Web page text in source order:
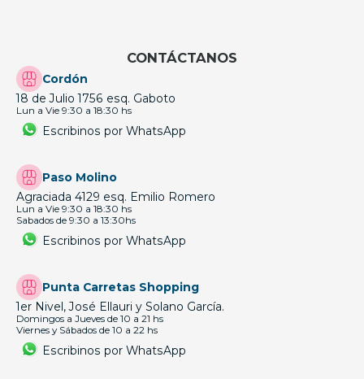
CONTÁCTANOS
Cordón
18 de Julio 1756 esq. Gaboto
Lun a Vie 9:30 a 18:30 hs
Escribinos por WhatsApp
Paso Molino
Agraciada 4129 esq. Emilio Romero
Lun a Vie 9:30 a 18:30 hs
Sabados de 9:30 a 13:30hs
Escribinos por WhatsApp
Punta Carretas Shopping
1er Nivel, José Ellauri y Solano García.
Domingos a Jueves de 10 a 21 hs
Viernes y Sábados de 10 a 22 hs
Escribinos por WhatsApp